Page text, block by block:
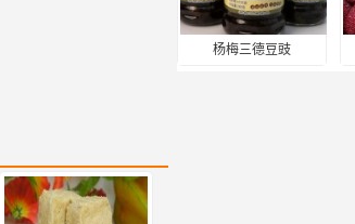
杨梅三德豆豉